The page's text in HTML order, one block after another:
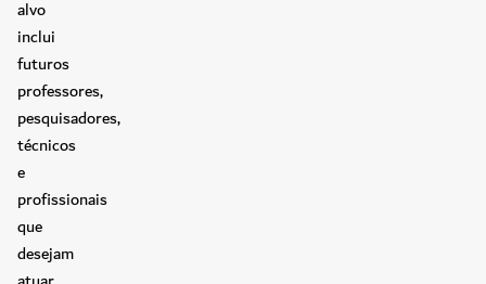
alvo
inclui
futuros
professores,
pesquisadores,
técnicos
e
profissionais
que
desejam